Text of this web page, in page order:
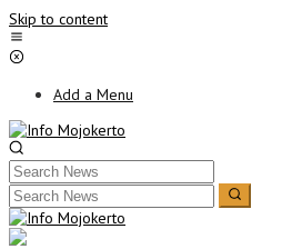
Skip to content
Add a Menu